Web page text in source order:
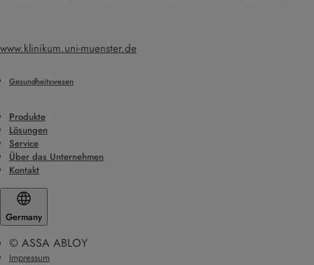
www.klinikum.uni-muenster.de
Gesundheitswesen
Produkte
Lösungen
Service
Über das Unternehmen
Kontakt
Germany
© ASSA ABLOY
Impressum